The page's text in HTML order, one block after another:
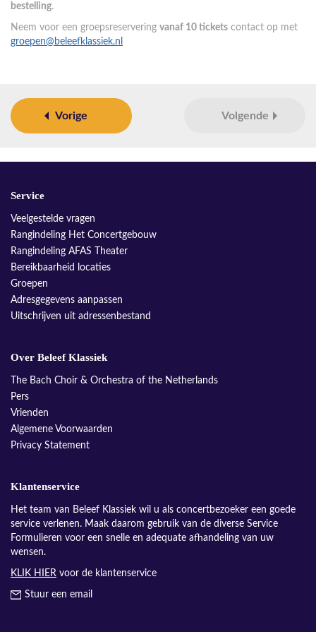
bestelling.
Neem voor een groepsreservering vanaf 10 tickets contact op met
groepen@beleefklassiek.nl
Vorige Volgende
Service
Veelgestelde vragen
Rangindeling Het Concertgebouw
Rangindeling AFAS Theater
Bereikbaarheid locaties
Groepen
Adresgegevens aanpassen
Uitschrijven uit adressenbestand
Over Beleef Klassiek
The Bach Choir & Orchestra of the Netherlands
Pers
Vrienden
Algemene Voorwaarden
Privacy Statement
Klantenservice
Het team van Beleef Klassiek wil u als concertbezoeker een goede
service verlenen. Maak daarom gebruik van de diverse Service
Formulieren voor een snelle en adequate afhandeling van uw
wensen.
KLIK HIER voor de klantenservice
Stuur een email